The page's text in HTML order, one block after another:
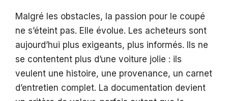
Malgré les obstacles, la passion pour le coupé
ne s’éteint pas. Elle évolue. Les acheteurs sont
aujourd’hui plus exigeants, plus informés. Ils ne
se contentent plus d’une voiture jolie : ils
veulent une histoire, une provenance, un carnet
d’entretien complet. La documentation devient